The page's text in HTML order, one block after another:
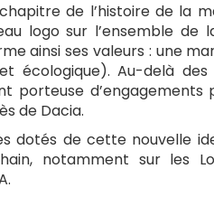
de l’histoire de la
logo sur l’ensemble
ainsi ses valeurs : une
écologique). Au-delà
porteuse d’engagements
de Dacia.
dotés de cette nouvelle
notamment sur les